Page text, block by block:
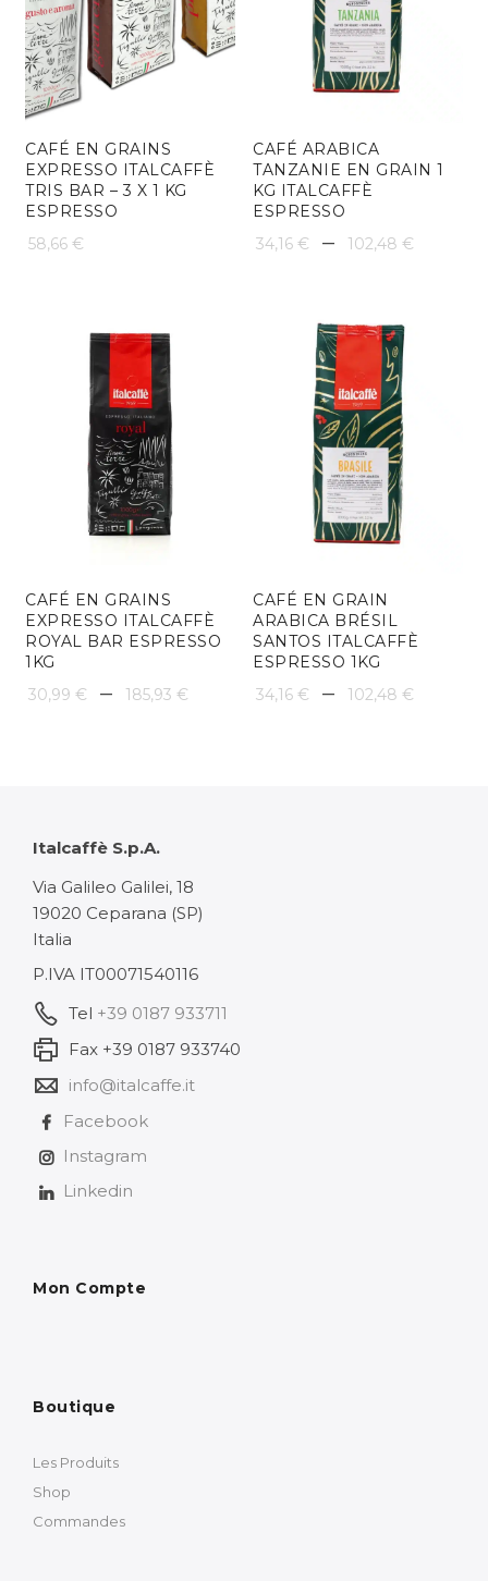
CAFÉ EN GRAINS
EXPRESSO ITALCAFFÈ
TRIS BAR – 3 X 1 KG
ESPRESSO
58,66 €
CAFÉ ARABICA
TANZANIE EN GRAIN 1
KG ITALCAFFÈ
ESPRESSO
34,16 € – 102,48 €
CAFÉ EN GRAINS
EXPRESSO ITALCAFFÈ
ROYAL BAR ESPRESSO
1KG
30,99 € – 185,93 €
185,93 €
CAFÉ EN GRAIN
ARABICA BRÉSIL
SANTOS ITALCAFFÈ
ESPRESSO 1KG
34,16 € – 102,48 €
Italcaffè S.p.A.
Via Galileo Galilei, 18
19020 Ceparana (SP)
Italia
P.IVA IT00071540116
Tel +39 0187 933711
Fax +39 0187 933740
info@italcaffe.it
Facebook
Instagram
Linkedin
Mon Compte
Boutique
Les Produits
Shop
Commandes